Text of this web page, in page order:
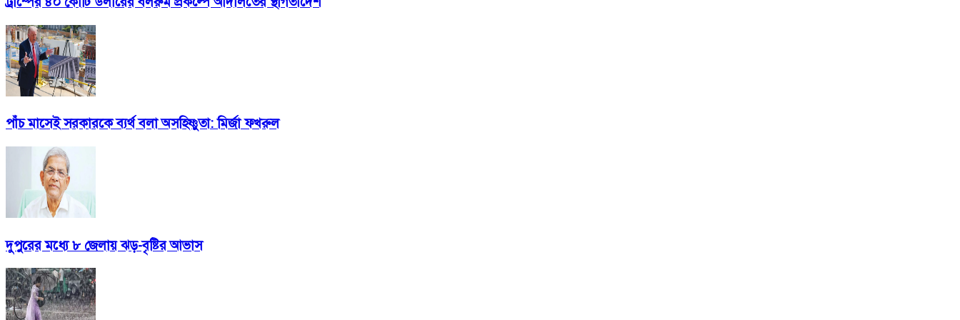
পাঁচ মাসেই সরকারকে ব্যর্থ বলা অসহিষ্ণুতা: মির্জা ফখরুল
দুপুরের মধ্যে ৮ জেলায় ঝড়-বৃষ্টির আভাস